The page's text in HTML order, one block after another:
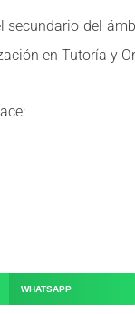
del
en Tutoría y
WHATSAPP